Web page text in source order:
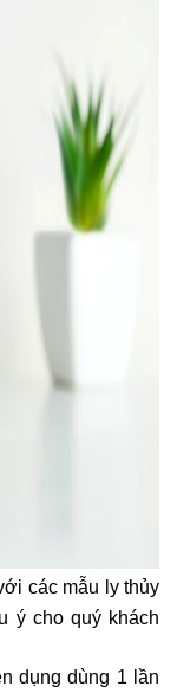
các mẫu ly thủy
ý cho quý khách
dụng dùng 1 lần